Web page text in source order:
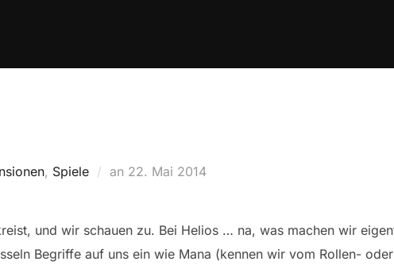
, Spiele an Veröffentlicht
22. Mai 2014
und wir schauen zu. Bei Helios … na, was machen wir
Begriffe auf uns ein wie Mana (kennen wir vom Rollen- oder